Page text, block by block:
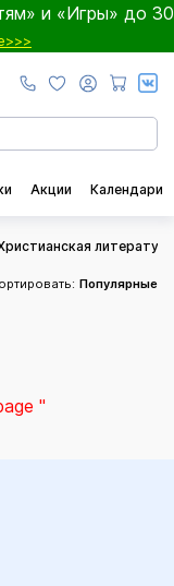
и «Игры» до 30
Акции Календари
литература
Популярные
''